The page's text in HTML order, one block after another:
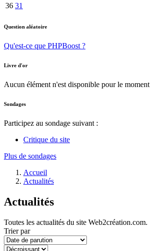
36 31
Question aléatoire
Qu'est-ce que PHPBoost ?
Livre d'or
Aucun élément n'est disponible pour le moment
Sondages
Participez au sondage suivant :
Critique du site
Plus de sondages
Accueil
Actualités
Actualités
Toutes les actualités du site Web2création.com.
Trier par